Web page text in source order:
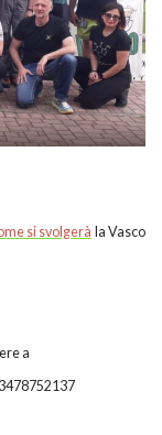
si svolgerà la Vasco
a